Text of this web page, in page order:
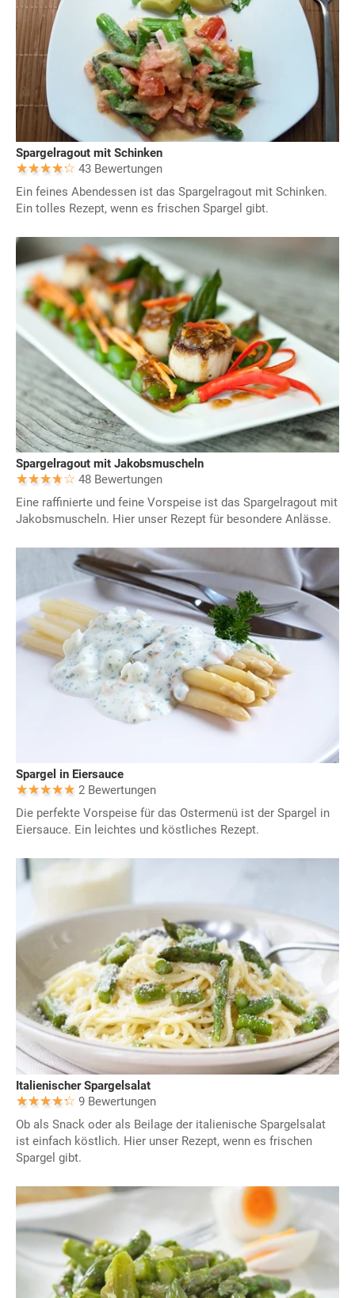
Spargelragout mit Schinken
43 Bewertungen
Ein feines Abendessen ist das Spargelragout mit Schinken.
Ein tolles Rezept, wenn es frischen Spargel gibt.
Spargelragout mit Jakobsmuscheln
48 Bewertungen
Eine raffinierte und feine Vorspeise ist das Spargelragout mit
Jakobsmuscheln. Hier unser Rezept für besondere Anlässe.
Spargel in Eiersauce
2 Bewertungen
Die perfekte Vorspeise für das Ostermenü ist der Spargel in
Eiersauce. Ein leichtes und köstliches Rezept.
Italienischer Spargelsalat
9 Bewertungen
Ob als Snack oder als Beilage der italienische Spargelsalat
ist einfach köstlich. Hier unser Rezept, wenn es frischen
Spargel gibt.